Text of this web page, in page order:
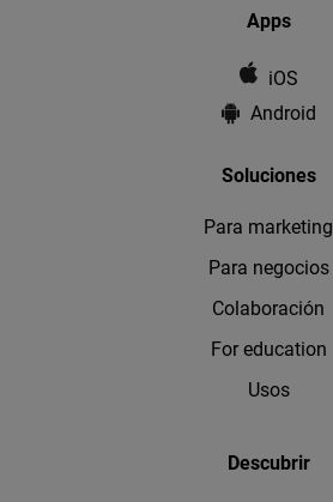
Apps
iOS
Android
Soluciones
Para marketing
Para negocios
Colaboración
For education
Usos
Descubrir